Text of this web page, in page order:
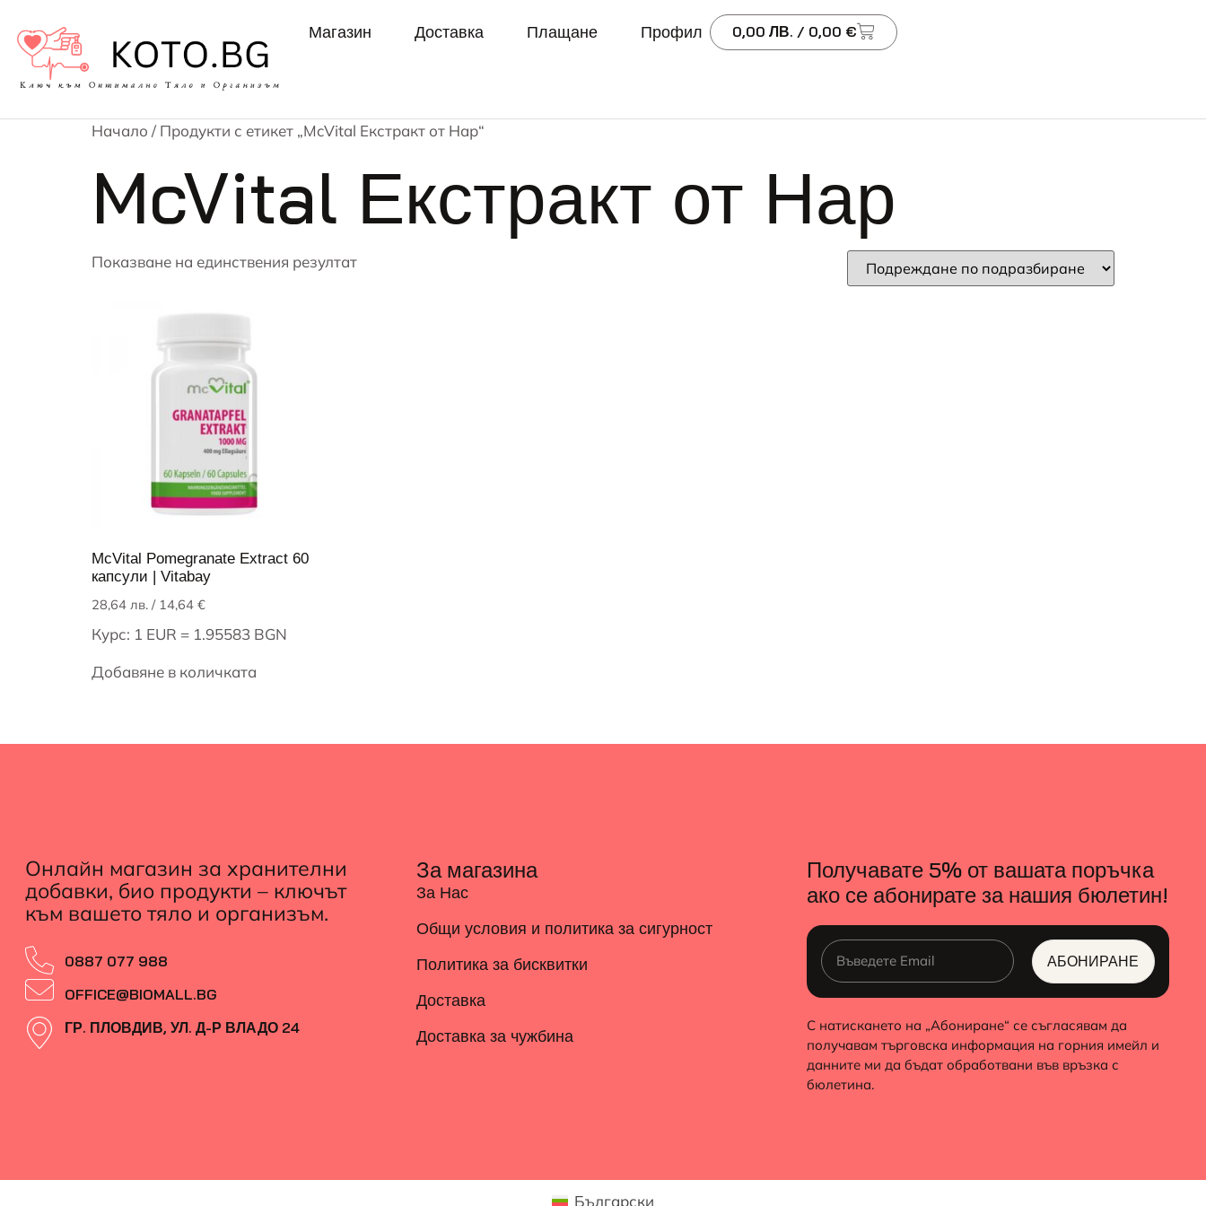
Магазин Доставка Плащане Профил 0,00 ЛВ. / 0,00 €
Начало / Продукти с етикет „McVital Екстракт от Нар“
McVital Екстракт от Нар
Показване на единствения резултат
McVital Pomegranate Extract 60
капсули | Vitabay
28,64 лв. / 14,64 €
Курс: 1 EUR = 1.95583 BGN
Добавяне в количката
Онлайн магазин за хранителни
добавки, био продукти – ключът
към вашето тяло и организъм.
0887 077 988
OFFICE@BIOMALL.BG
ГР. ПЛОВДИВ, УЛ. Д-Р ВЛАДО 24
За магазина
За Нас
Общи условия и политика за сигурност
Политика за бисквитки
Доставка
Доставка за чужбина
Получавате 5% от вашата поръчка
ако се абонирате за нашия бюлетин!
АБОНИРАНЕ
ALTERNATIVE:
С натискането на „Абониране“ се съгласявам да
получавам търговска информация на горния имейл и
данните ми да бъдат обработвани във връзка с
бюлетина.
Български